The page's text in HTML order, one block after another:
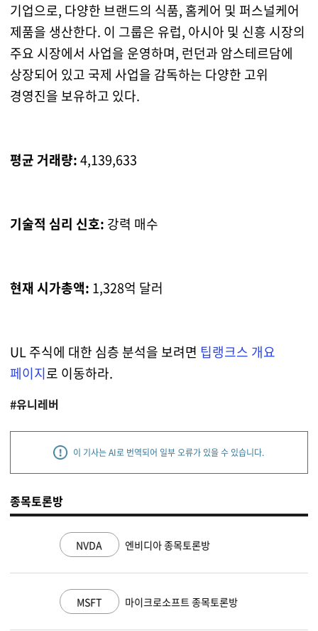
기업으로, 다양한 브랜드의 식품, 홈케어 및 퍼스널케어
제품을 생산한다. 이 그룹은 유럽, 아시아 및 신흥 시장의
주요 시장에서 사업을 운영하며, 런던과 암스테르담에
상장되어 있고 국제 사업을 감독하는 다양한 고위
경영진을 보유하고 있다.
평균 거래량:4,139,633
기술적 심리 신호: 강력 매수
현재 시가총액: 1,328억 달러
UL 주식에 대한 심층 분석을 보려면 팁랭크스 개요
페이지로 이동하라.
#유니레버
이 기사는 AI로 번역되어 일부 오류가 있을 수 있습니다.
종목토론방
엔비디아 종목토론방
마이크로소프트 종목토론방